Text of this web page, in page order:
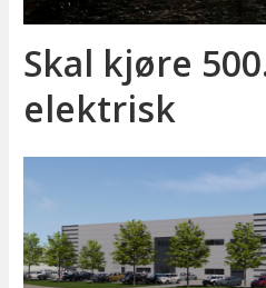
Skal kjøre
elektrisk